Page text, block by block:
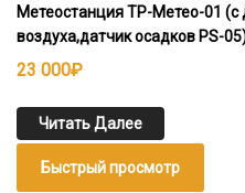
Метеостанция ТР-Метео-01 (с
воздуха,датчик осадков PS-
23 000₽
Читать Далее
Быстрый просмотр